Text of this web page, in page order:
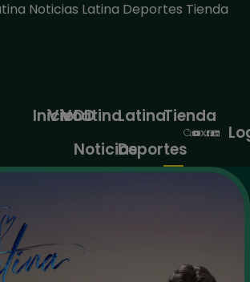
Noticias Latina Deportes Tienda
Inicio
Vivo
VOD
Latina
Noticias
Latina
Deportes
Tienda